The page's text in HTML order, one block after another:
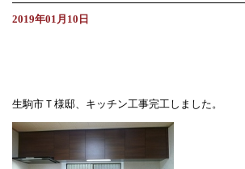
2019年01月10日
生駒市Ｔ様邸、キッチン工事完工しました。